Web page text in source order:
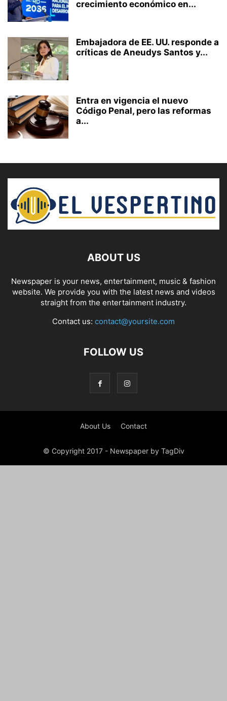
crecimiento económico en...
Embajadora de EE. UU. responde a
críticas de Aneudys Santos y...
Entra en vigencia el nuevo
Código Penal, pero las reformas
a...
ABOUT US
Newspaper is your news, entertainment, music & fashion
website. We provide you with the latest news and videos
straight from the entertainment industry.
Contact us: contact@yoursite.com
FOLLOW US
About Us Contact
© Copyright 2017 - Newspaper by TagDiv